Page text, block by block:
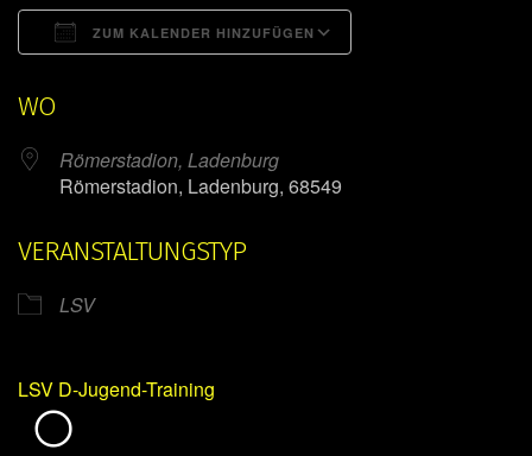
ZUM KALENDER HINZUFÜGEN
WO
Römerstadion, Ladenburg
Römerstadion, Ladenburg, 68549
VERANSTALTUNGSTYP
LSV
LSV D-Jugend-Training